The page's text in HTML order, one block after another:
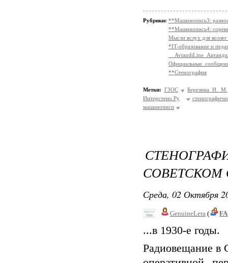
Рубрики: **Машинопись3:
**Машинопись4:
Мысли вслух для
*IT-образование и
**Стенография
Метки: ГЗОС
Березина Н. М.
Интерстено.Ру
машинописи
СОВЕТСКОМ
Среда, 02 Октября
GenuineLera (
...в 1930-е годы.
Радиовещание в